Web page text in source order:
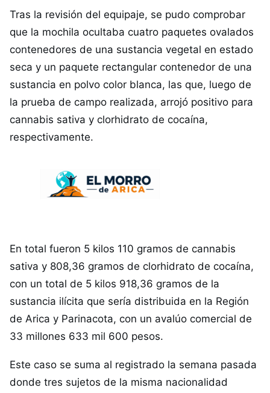
Tras la revisión del equipaje, se pudo comprobar
que la mochila ocultaba cuatro paquetes ovalados
contenedores de una sustancia vegetal en estado
seca y un paquete rectangular contenedor de una
sustancia en polvo color blanca, las que, luego de
la prueba de campo realizada, arrojó positivo para
cannabis sativa y clorhidrato de cocaína,
respectivamente.
En total fueron 5 kilos 110 gramos de cannabis
sativa y 808,36 gramos de clorhidrato de cocaína,
con un total de 5 kilos 918,36 gramos de la
sustancia ilícita que sería distribuida en la Región
de Arica y Parinacota, con un avalúo comercial de
33 millones 633 mil 600 pesos.
Este caso se suma al registrado la semana pasada
donde tres sujetos de la misma nacionalidad